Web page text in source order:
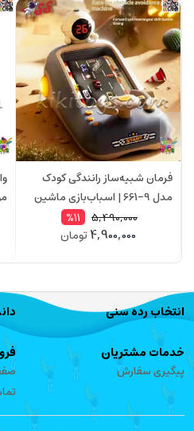
فرمان شبیه‌ساز رانندگی کودک
مدل 9-661 | اسباب‌بازی ماشین
موزیکال با چراغ، حرکت جلو و عقب
5,490,000
%11
4,900,000تومان
انتخاب رده سنی
خدمات مشتریان
پیگیری سفارش